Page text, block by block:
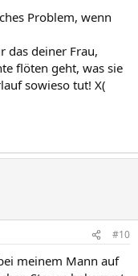
Problem, wenn
das deiner Frau,
flöten geht, was sie
sowieso tut! X(
#10
meinem Mann auf